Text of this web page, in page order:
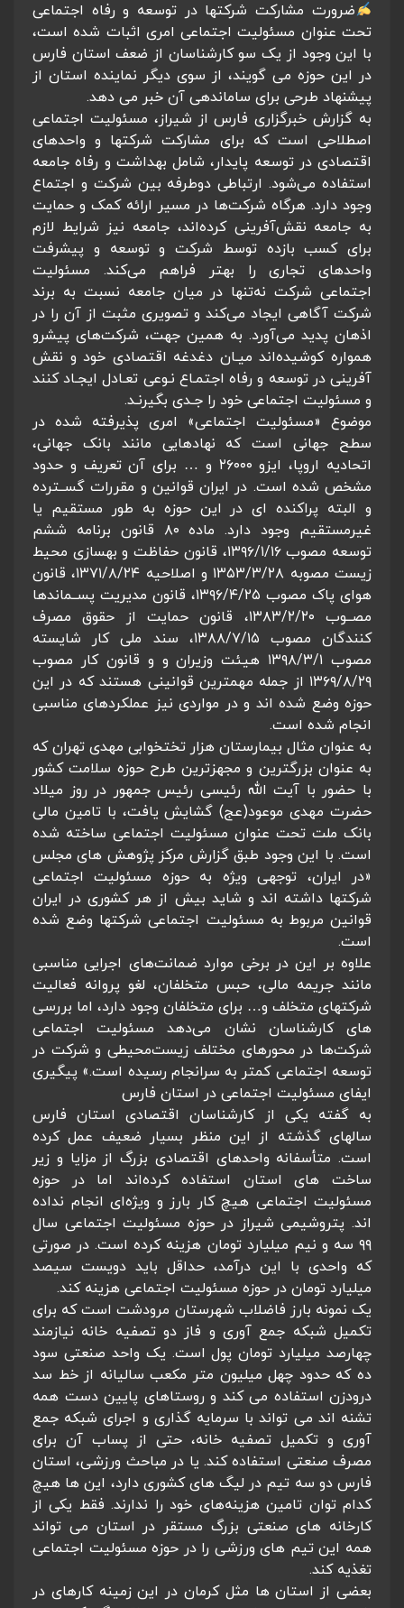
ضرورت مشارکت شرکتها در توسعه و رفاه اجتماعی
تحت عنوان مسئولیت اجتماعی امری اثبات شده است،
با این وجود از یک سو کارشناسان از ضعف استان فارس
در این حوزه می گویند، از سوی دیگر نماینده استان از
پیشنهاد طرحی برای ساماندهی آن خبر می دهد.
به گزارش خبرگزاری فارس از شیراز، مسئولیت اجتماعی
اصطلاحی است که برای مشارکت شرکتها و واحدهای
اقتصادی در توسعه پایدار، شامل بهداشت و رفاه جامعه
استفاده می‌شود. ارتباطی دوطرفه بین شرکت و اجتماع
وجود دارد. هرگاه شرکت‌ها در مسیر ارائه کمک و حمایت
به جامعه نقش‌آفرینی کرده‌اند، جامعه نیز شرایط لازم
برای کسب بازده توسط شرکت و توسعه و پیشرفت
واحدهای تجاری را بهتر فراهم می‌کند. مسئولیت
اجتماعی شرکت نه‌تنها در میان جامعه نسبت به برند
شرکت آگاهی ایجاد می‌کند و تصویری مثبت از آن را در
اذهان پدید می‌آورد. به همین جهت، شرکت‌های پیشرو
همواره کوشیده‌اند میـان دغدغه اقتصادی خود و نقش
آفرینی در توسعه و رفاه اجتمـاع نـوعی تعـادل ایجـاد کنند
و مسئولیت اجتماعی خود را جـدی بگیرنـد.
موضوع «مسئولیت اجتماعی» امری پذیرفته شده در
سطح جهانی است که نهادهایی مانند بانک جهانی،
اتحادیه اروپا، ایزو ۲۶۰۰۰ و … برای آن تعریف و حدود
مشخص شده است. در ایران قوانین و مقررات گســترده
و البته پراکنده ای در این حوزه به طور مستقیم یا
غیرمستقیم وجود دارد. ماده ۸۰ قانون برنامه ششم
توسعه مصوب ۱۳۹۶/۱/۱۶، قانون حفاظت و بهسازی محیط
زیست مصوبه ۱۳۵۳/۳/۲۸ و اصلاحیه ۱۳۷۱/۸/۲۴، قانون
هوای پاک مصوب ۱۳۹۶/۴/۲۵، قانون مدیریت پســماندها
مصــوب ۱۳۸۳/۲/۲۰، قانون حمایت از حقوق مصرف
کنندگان مصوب ۱۳۸۸/۷/۱۵، سند ملی کار شایسته
مصوب ۱۳۹۸/۳/۱ هیئت وزیران و‌ و قانون کار مصوب
۱۳۶۹/۸/۲۹‌ از جمله مهمترین قوانینی هستند که در این
حوزه وضع شده اند و در مواردی نیز عملکردهای مناسبی
انجام شده است.
به عنوان مثال بیمارستان هزار تختخوابی مهدی تهران که
به عنوان بزرگترین و مجهزترین طرح حوزه سلامت کشور
با حضور با آیت الله رئیسی رئیس جمهور در روز میلاد
حضرت مهدی موعود(عج) گشایش یافت، با تامین مالی
بانک ملت تحت عنوان مسئولیت اجتماعی ساخته شده
است. با این وجود طبق گزارش مرکز پژوهش های مجلس
«در ایران، توجهی ویژه به حوزه مسئولیت اجتماعی
شرکتها داشته اند و شاید بیش از هر کشوری در ایران
قوانین مربوط به مسئولیت اجتماعی شرکتها وضع شده
است.
علاوه بر این در برخی موارد ضمانت‌های اجرایی مناسبی
مانند جریمه مالی، حبس متخلفان، لغو پروانه فعالیت
شرکتهای متخلف و… برای متخلفان وجود دارد، اما بررسی
های کارشناسان نشان می‌دهد مسئولیت اجتماعی
شرکت‌ها در محورهای مختلف زیست‌محیطی و شرکت در
توسعه اجتماعی کمتر به سرانجام رسیده است.» پیگیری
ایفای مسئولیت اجتماعی در استان فارس
به گفته یکی از کارشناسان اقتصادی استان فارس
سالهای گذشته از این منظر بسیار ضعیف عمل کرده
است. متأسفانه واحدهای اقتصادی بزرگ از مزایا و زیر
ساخت های استان استفاده کرده‌اند اما در حوزه
مسئولیت اجتماعی هیچ کار بارز و‌ ویژه‌ای انجام نداده
اند. پتروشیمی شیراز در حوزه مسئولیت اجتماعی سال
۹۹ سه و نیم میلیارد تومان هزینه کرده است. در صورتی
که واحدی با این درآمد، حداقل باید دویست سیصد
میلیارد تومان در حوزه مسئولیت اجتماعی هزینه کند.
یک نمونه بارز فاضلاب شهرستان مرودشت است که برای
تکمیل شبکه جمع آوری و فاز دو تصفیه خانه نیازمند
چهارصد میلیارد تومان پول است. یک واحد صنعتی سود
ده‌ که حدود چهل میلیون متر مکعب سالیانه از خط سد
درودزن استفاده می کند و روستاهای پایین دست همه
تشنه اند می تواند با سرمایه گذاری و اجرای شبکه جمع
آوری و تکمیل تصفیه خانه، حتی از پساب آن برای
مصرف صنعتی استفاده کند. یا در مباحث ورزشی، استان
فارس دو سه تیم در لیگ های کشوری دارد، این ها هیچ
کدام توان تامین هزینه‌های خود را ندارند. فقط یکی از
کارخانه های صنعتی بزرگ مستقر در استان می تواند
همه این تیم های ورزشی را در حوزه مسئولیت اجتماعی
تغذیه کند.
بعضی از استان ها مثل کرمان در این زمینه کارهای در